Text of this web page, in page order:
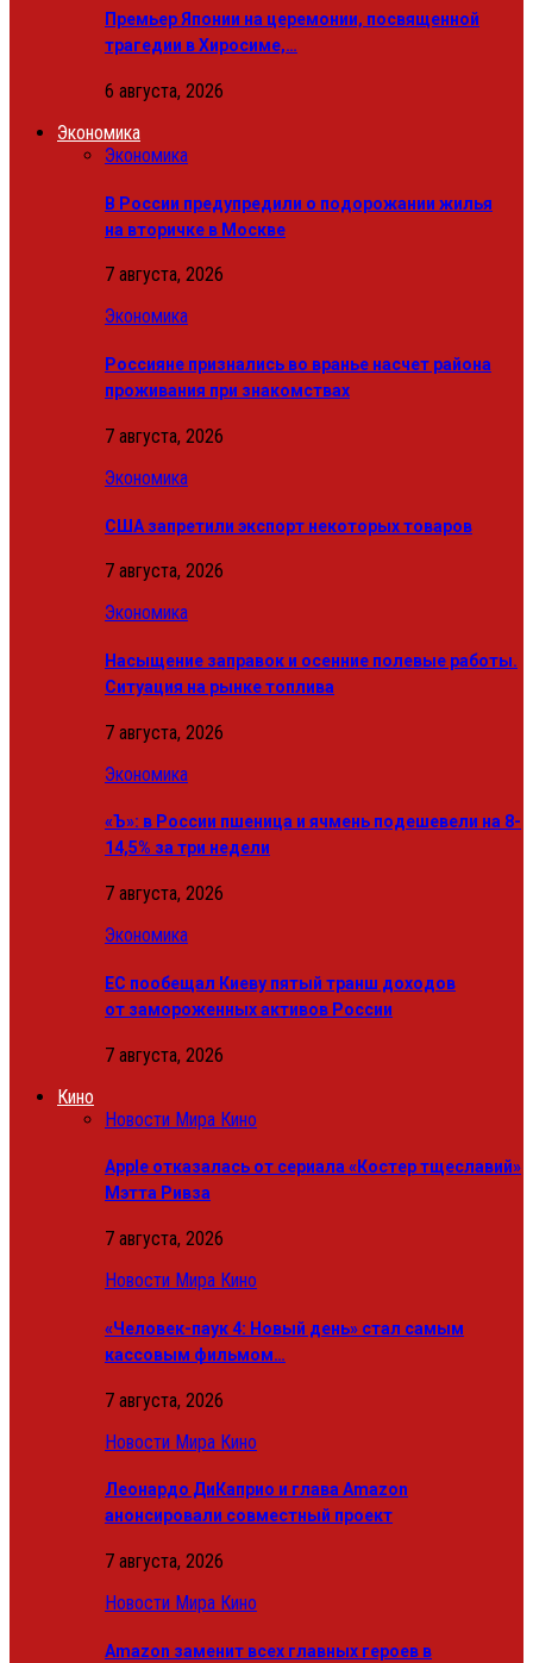
Премьер Японии на церемонии, посвященной
трагедии в Хиросиме,…
6 августа, 2026
Экономика
Экономика
В России предупредили о подорожании жилья
на вторичке в Москве
7 августа, 2026
Экономика
Россияне признались во вранье насчет района
проживания при знакомствах
7 августа, 2026
Экономика
США запретили экспорт некоторых товаров
7 августа, 2026
Экономика
Насыщение заправок и осенние полевые работы.
Ситуация на рынке топлива
7 августа, 2026
Экономика
«Ъ»: в России пшеница и ячмень подешевели на 8-
14,5% за три недели
7 августа, 2026
Экономика
ЕС пообещал Киеву пятый транш доходов
от замороженных активов России
7 августа, 2026
Кино
Новости Мира Кино
Apple отказалась от сериала «Костер тщеславий»
Мэтта Ривза
7 августа, 2026
Новости Мира Кино
«Человек-паук 4: Новый день» стал самым
кассовым фильмом…
7 августа, 2026
Новости Мира Кино
Леонардо ДиКаприо и глава Amazon
анонсировали совместный проект
7 августа, 2026
Новости Мира Кино
Amazon заменит всех главных героев в